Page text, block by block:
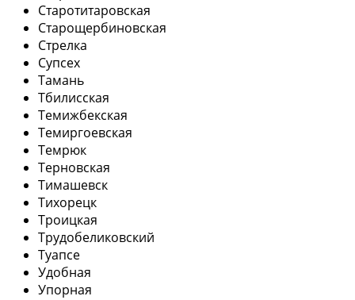
Старотитаровская
Старощербиновская
Стрелка
Супсех
Тамань
Тбилисская
Темижбекская
Темиргоевская
Темрюк
Терновская
Тимашевск
Тихорецк
Троицкая
Трудобеликовский
Туапсе
Удобная
Упорная